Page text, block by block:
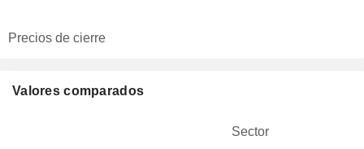
Precios de cierre
Valores comparados
Sector